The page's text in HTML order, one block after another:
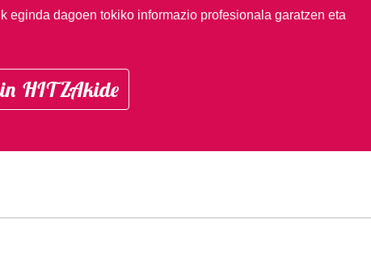
eginda dagoen tokiko informazio profesionala garatzen eta
HITZAkide